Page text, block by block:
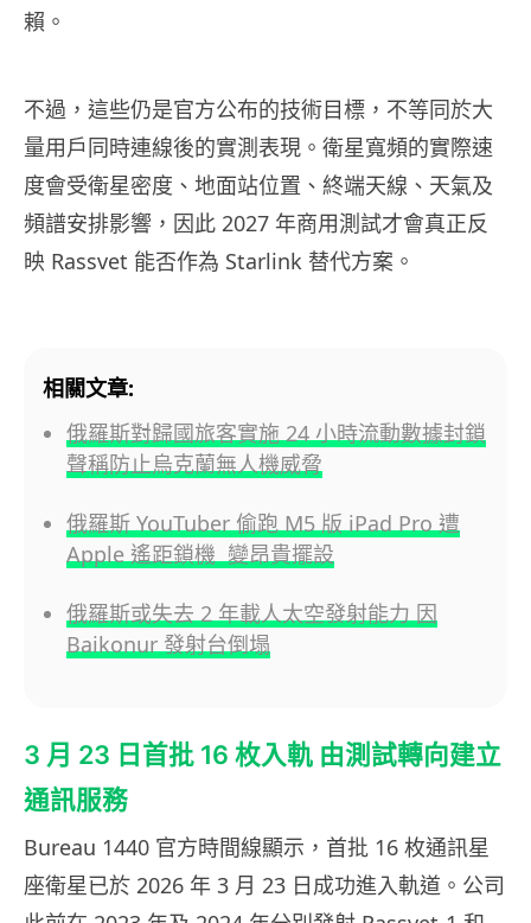
賴。
不過，這些仍是官方公布的技術目標，不等同於大
量用戶同時連線後的實測表現。衛星寬頻的實際速
度會受衛星密度、地面站位置、終端天線、天氣及
頻譜安排影響，因此 2027 年商用測試才會真正反
映 Rassvet 能否作為 Starlink 替代方案。
相關文章:
俄羅斯對歸國旅客實施 24 小時流動數據封鎖
聲稱防止烏克蘭無人機威脅
俄羅斯 YouTuber 偷跑 M5 版 iPad Pro 遭
Apple 遙距鎖機 變昂貴擺設
俄羅斯或失去 2 年載人太空發射能力 因
Baikonur 發射台倒塌
3 月 23 日首批 16 枚入軌 由測試轉向建立
通訊服務
Bureau 1440 官方時間線顯示，首批 16 枚通訊星
座衛星已於 2026 年 3 月 23 日成功進入軌道。公司